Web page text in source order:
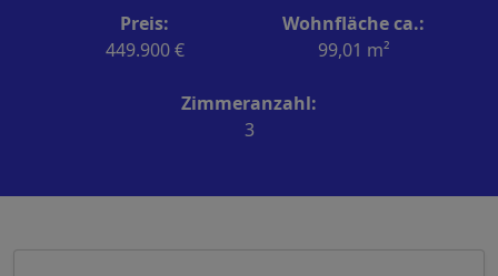
Preis:
449.900 €
Wohnfläche ca.:
99,01 m²
Zimmeranzahl:
3